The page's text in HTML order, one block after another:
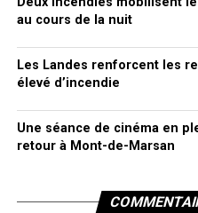
au cours de la nuit
Les Landes renforcent les
élevé d’incendie
Une séance de cinéma en
retour à Mont-de-Marsan